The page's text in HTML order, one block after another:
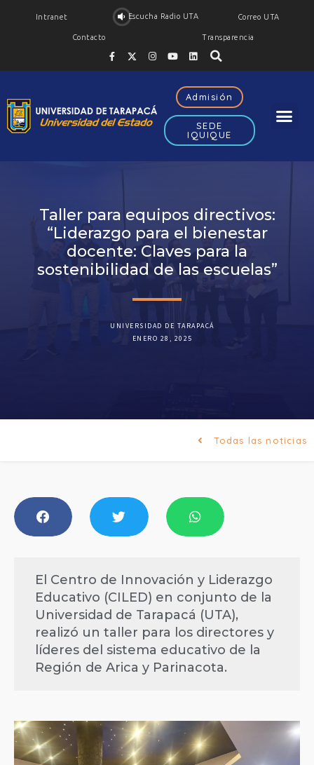
Intranet Escucha Radio UTA Correo UTA
Contacto Transparencia
Admisión
SEDE
IQUIQUE
Taller para equipos directivos:
“Liderazgo para el bienestar
docente: Claves para la
sostenibilidad de las escuelas”
UNIVERSIDAD DE TARAPACÁ
ENERO 28, 2025
Todas las noticias
El Centro de Innovación y Liderazgo
Educativo (CILED) en conjunto de la
Universidad de Tarapacá (UTA),
realizó un taller para los directores y
líderes del sistema educativo de la
Región de Arica y Parinacota.